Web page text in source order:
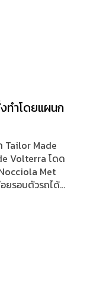
ทำโดยแผนก
Tailor Made
Volterra โดด
Met
ยรอบตัวรถได้